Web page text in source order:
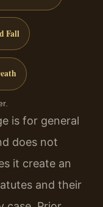
Fall
is for general
does not
it create an
and their